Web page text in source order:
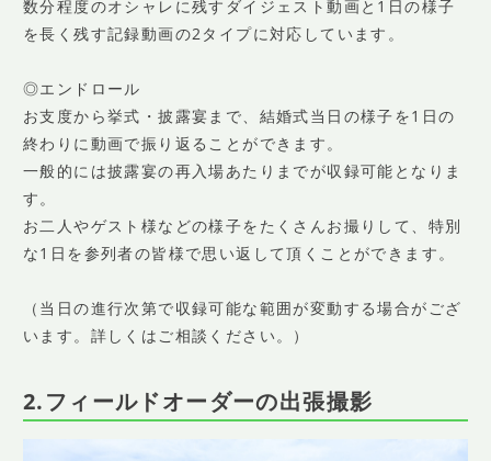
数分程度のオシャレに残すダイジェスト動画と1日の様子
を長く残す記録動画の2タイプに対応しています。
◎エンドロール
お支度から挙式・披露宴まで、結婚式当日の様子を1日の
終わりに動画で振り返ることができます。
一般的には披露宴の再入場あたりまでが収録可能となりま
す。
お二人やゲスト様などの様子をたくさんお撮りして、特別
な1日を参列者の皆様で思い返して頂くことができます。
（当日の進行次第で収録可能な範囲が変動する場合がござ
います。詳しくはご相談ください。）
2.フィールドオーダーの出張撮影